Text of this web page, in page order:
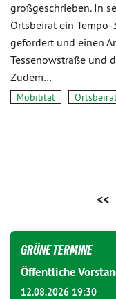
großgeschrieben. In
Ortsbeirat ein
gefordert und einen
Tessenowstraße und
Zudem…
Mobilität
<<
GRÜNE TERMINE
Öffentliche
12.08.2026 19:30